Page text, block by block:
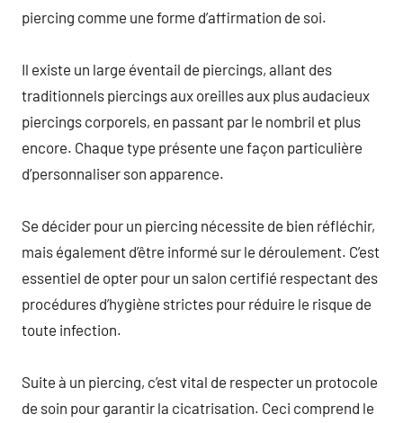
piercing comme une forme d’affirmation de soi.
Il existe un large éventail de piercings, allant des
traditionnels piercings aux oreilles aux plus audacieux
piercings corporels, en passant par le nombril et plus
encore. Chaque type présente une façon particulière
d’personnaliser son apparence.
Se décider pour un piercing nécessite de bien réfléchir,
mais également d’être informé sur le déroulement. C’est
essentiel de opter pour un salon certifié respectant des
procédures d’hygiène strictes pour réduire le risque de
toute infection.
Suite à un piercing, c’est vital de respecter un protocole
de soin pour garantir la cicatrisation. Ceci comprend le